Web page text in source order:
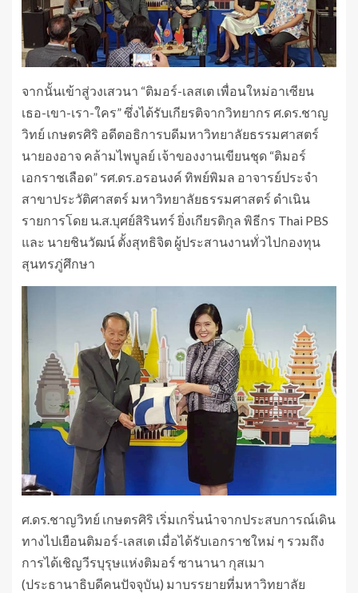
จากนั้นเข้าสู่วงเสวนา “ติมอร์-เลสเต เพื่อนใหม่อาเซียน
เธอ-เขา-เรา-ใคร” ซึ่งได้รับเกียรติจากวิทยากร ศ.ดร.ชาญ
วิทย์ เกษตรศิริ อดีตอธิการบดีมหาวิทยาลัยธรรมศาสตร์
นายองอาจ คล้ามไพบูลย์ เจ้าของงานเขียนชุด “ติมอร์
เอกราชเลือด” รศ.ดร.อรอนงค์ ทิพย์พิมล อาจารย์ประจำ
สาขาประวัติศาสตร์ มหาวิทยาลัยธรรมศาสตร์ ดำเนิน
รายการโดย น.ส.บุศย์สิรินทร์ ยิ่งเกียรติกุล พิธีกร Thai PBS
และ นายชินวัฒน์ ตั้งสุทธิจิต ผู้ประสานงานทั่วไปกองทุน
สุนทรภู่ศึกษา
ศ.ดร.ชาญวิทย์ เกษตรศิริ เริ่มเกริ่นนำจากประสบการณ์เดิน
ทางไปเยือนติมอร์-เลสเต เมื่อได้รับเอกราชใหม่ ๆ รวมถึง
การได้เชิญวีรบุรุษแห่งติมอร์ ซานานา กุสเมา
(ประธานาธิบดีคนปัจจุบัน) มาบรรยายที่มหาวิทยาลัย